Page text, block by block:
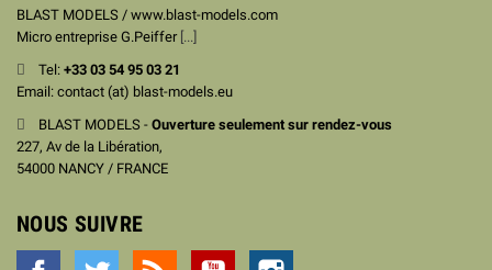
BLAST MODELS / www.blast-models.com
Micro entreprise G.Peiffer [...]
Tel: +33 03 54 95 03 21
Email: contact (at) blast-models.eu
BLAST MODELS - Ouverture seulement sur rendez-vous
227, Av de la Libération,
54000 NANCY / FRANCE
NOUS SUIVRE
Facebook Twitter YouTube